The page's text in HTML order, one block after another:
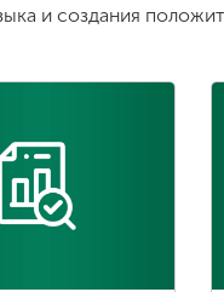
и создания